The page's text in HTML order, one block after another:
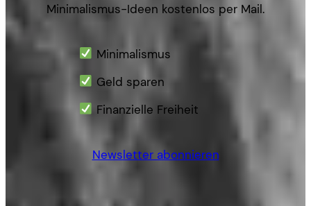
Minimalismus-Ideen kostenlos per Mail.
Minimalismus
Geld sparen
Finanzielle Freiheit
Newsletter abonnieren